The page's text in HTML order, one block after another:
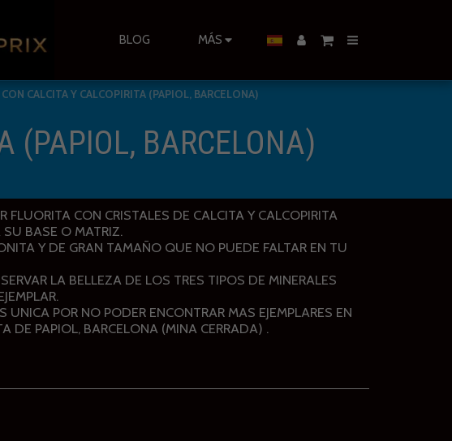
BLOG MÁS
CALCITA Y CALCOPIRITA (PAPIOL, BARCELONA)
(PAPIOL, BARCELONA)
FLUORITA CON CRISTALES DE CALCITA Y CALCOPIRITA
BASE O MATRIZ.
Y DE GRAN TAMAÑO QUE NO PUEDE FALTAR EN TU
LA BELLEZA DE LOS TRES TIPOS DE MINERALES
UNICA POR NO PODER ENCONTRAR MAS EJEMPLARES EN
DE PAPIOL, BARCELONA (MINA CERRADA) .